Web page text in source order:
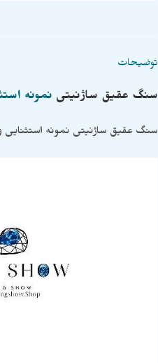
توضیحات
سنگ عقیق ساژنیتی نمونه
سنگ عقیق ساژنیتی نمونه